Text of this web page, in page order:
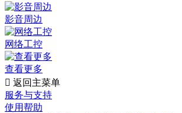
影音周边
网络工控
查看更多
 返回主菜单
服务与支持
使用帮助